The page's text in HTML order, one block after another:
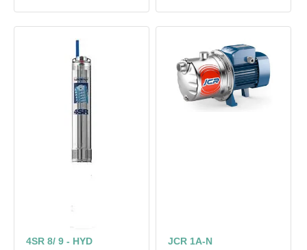
4SR 8/ 9 - HYD JCR 1A-N